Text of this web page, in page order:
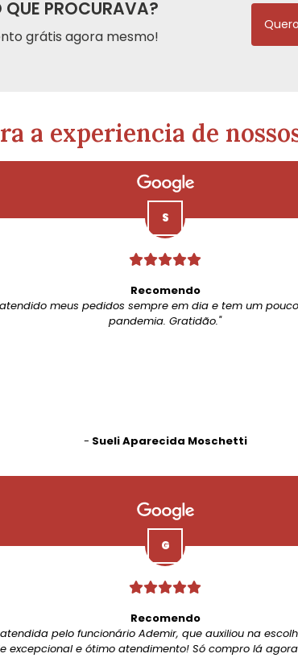
QUE PROCURAVA?
grátis agora mesmo!
a experiencia de
Recomendo
meus pedidos sempre em dia e tem um
pandemia. Gratidão."
- Sueli Aparecida Moschetti
Recomendo
pelo funcionário Ademir, que auxiliou na
excepcional e ótimo atendimento! Só compro lá